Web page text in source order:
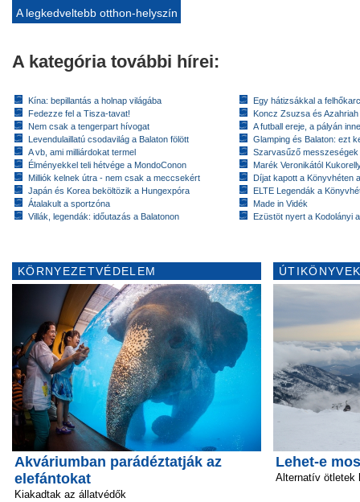
A legkedveltebb otthon-helyszín
A kategória további hírei:
Kína: bepillantás a holnap világába
Fedezze fel a Tisza-tavat!
Nem csak a tengerpart hívogat
Levendulaillatú csodavilág a Balaton fölött
A vb, ami milliárdokat termel
Élményekkel teli hétvége a MondoConon
Milliók kelnek útra - nem csak a meccsekért
Japán és Korea beköltözik a Hungexpóra
Átalakult a sportzóna
Villák, legendák: időutazás a Balatonon
Egy hátizsákkal a
Koncz Zsuzsa és
A futball ereje, a pályán
Glamping és Balaton: ezt
Szarvasűző messzeségek
Marék Veronikától
Díjat kapott a Könyvhéten
ELTE Legendák a
Made in Vidék
Ezüstöt nyert a Kodolányi
KÖRNYEZETVÉDELEM
Akváriumban parádéztatják az
elefántokat
Kiakadtak az állatvédők
Lehet-e
Alternatív ötletek